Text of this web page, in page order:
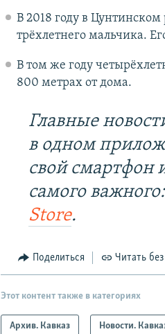
В 2018 году в
трёхлетнего мальчика.
В том же году
800 метрах от дома.
Главные
в одном
свой смартфон
самого
Store.
Поделиться Читать без
Этот контент также в категориях
Архив. Кавказ Новости.